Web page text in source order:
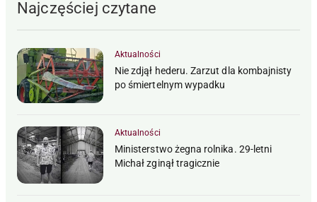
Najczęściej czytane
Aktualności
Nie zdjął hederu. Zarzut dla kombajnisty
po śmiertelnym wypadku
Aktualności
Ministerstwo żegna rolnika. 29-letni
Michał zginął tragicznie